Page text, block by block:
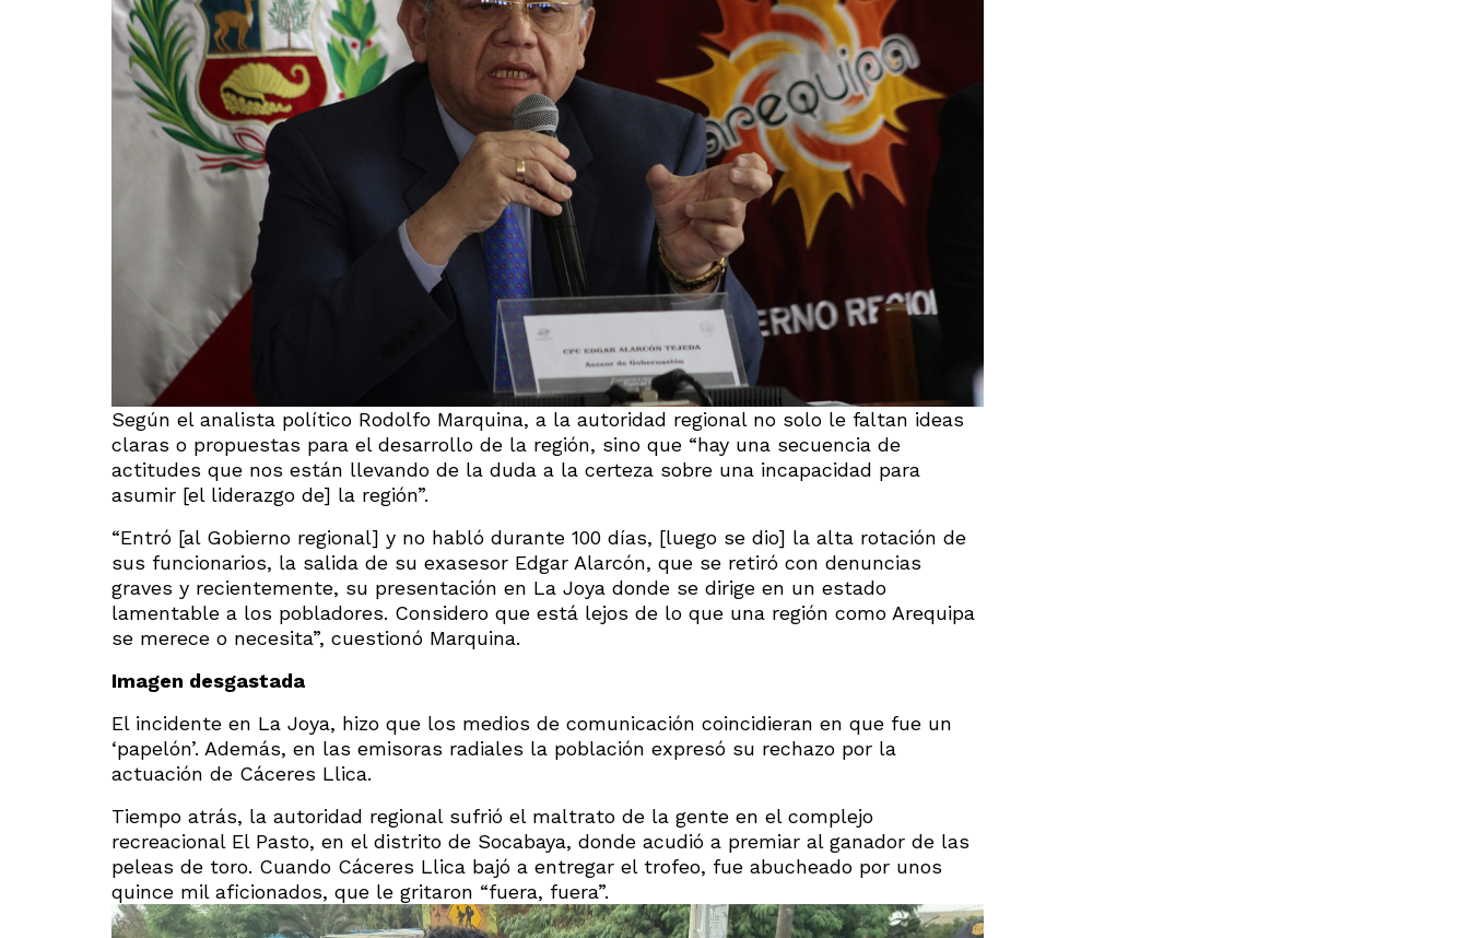
Según el analista político Rodolfo Marquina, a la autoridad regional no solo le faltan ideas
claras o propuestas para el desarrollo de la región, sino que “hay una secuencia de
actitudes que nos están llevando de la duda a la certeza sobre una incapacidad para
asumir [el liderazgo de] la región”.
“Entró [al Gobierno regional] y no habló durante 100 días, [luego se dio] la alta rotación de
sus funcionarios, la salida de su exasesor Edgar Alarcón, que se retiró con denuncias
graves y recientemente, su presentación en La Joya donde se dirige en un estado
lamentable a los pobladores. Considero que está lejos de lo que una región como Arequipa
se merece o necesita”, cuestionó Marquina.
Imagen desgastada
El incidente en La Joya, hizo que los medios de comunicación coincidieran en que fue un
‘papelón’. Además, en las emisoras radiales la población expresó su rechazo por la
actuación de Cáceres Llica.
Tiempo atrás, la autoridad regional sufrió el maltrato de la gente en el complejo
recreacional El Pasto, en el distrito de Socabaya, donde acudió a premiar al ganador de las
peleas de toro. Cuando Cáceres Llica bajó a entregar el trofeo, fue abucheado por unos
quince mil aficionados, que le gritaron “fuera, fuera”.